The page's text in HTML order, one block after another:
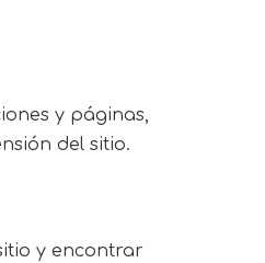
y páginas,
del sitio.
y encontrar